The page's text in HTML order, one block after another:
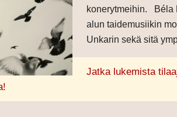
konerytmeihin. Béla
alun taidemusiikin
Unkarin sekä sitä
Jatka lukemista